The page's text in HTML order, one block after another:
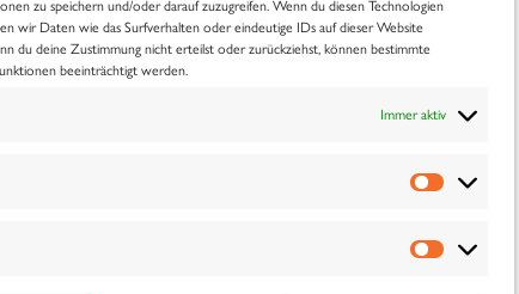
zu speichern und/oder darauf zuzugreifen. Wenn du diesen Technologien
wir Daten wie das Surfverhalten oder eindeutige IDs auf dieser Website
du deine Zustimmung nicht erteilst oder zurückziehst, können bestimmte
beeinträchtigt werden.
Immer aktiv